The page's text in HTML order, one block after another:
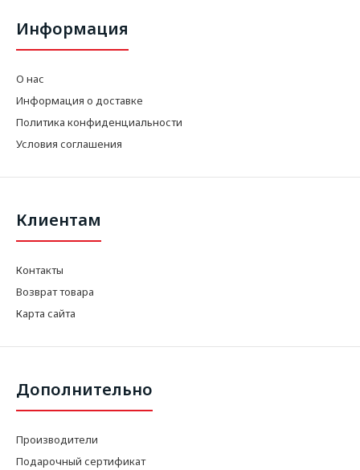
Информация
О нас
Информация о доставке
Политика конфиденциальности
Условия соглашения
Клиентам
Контакты
Возврат товара
Карта сайта
Дополнительно
Производители
Подарочный сертификат